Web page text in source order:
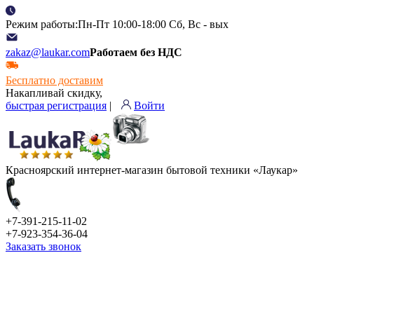
Режим работы:Пн-Пт 10:00-18:00 Сб, Вс - вых
zakaz@laukar.comРаботаем без НДС
Бесплатно доставим
Накапливай скидку,
быстрая регистрация | Войти
Красноярский интернет-магазин бытовой техники «Лаукар»
+7-391-215-11-02
+7-923-354-36-04
Заказать звонок